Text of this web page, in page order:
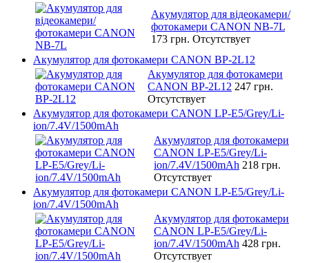
Акумулятор для відеокамери/
фотокамери CANON NB-7L
173 грн. Отсутствует
Акумулятор для фотокамери CANON BP-2L12
Акумулятор для фотокамери
CANON BP-2L12 247 грн.
Отсутствует
Акумулятор для фотокамери CANON LP-E5/Grey/Li-
ion/7.4V/1500mAh
Акумулятор для фотокамери
CANON LP-E5/Grey/Li-
ion/7.4V/1500mAh 218 грн.
Отсутствует
Акумулятор для фотокамери CANON LP-E5/Grey/Li-
ion/7.4V/1500mAh
Акумулятор для фотокамери
CANON LP-E5/Grey/Li-
ion/7.4V/1500mAh 428 грн.
Отсутствует